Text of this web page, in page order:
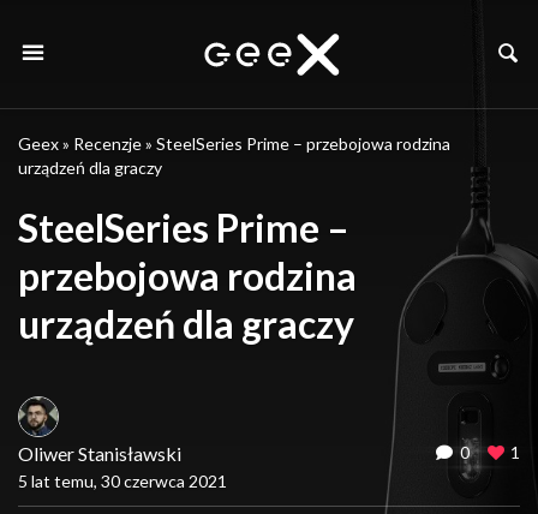
Geex» Recenzje» SteelSeries Prime – przebojowa rodzina
urządzeń dla graczy
SteelSeries Prime –
przebojowa rodzina
urządzeń dla graczy
Oliwer Stanisławski
5 lat temu, 30 czerwca 2021
0 1